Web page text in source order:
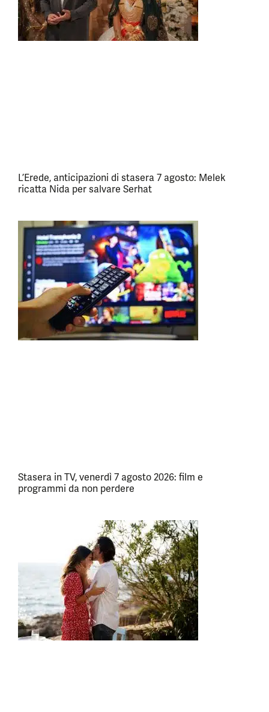
L’Erede, anticipazioni di stasera 7 agosto: Melek
ricatta Nida per salvare Serhat
Stasera in TV, venerdì 7 agosto 2026: film e
programmi da non perdere